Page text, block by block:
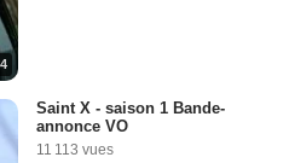
Saint X - saison 1 Bande-
annonce VO
11 113 vues